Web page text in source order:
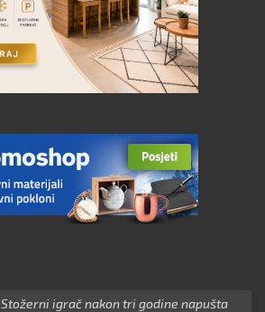
Stožerni igrač nakon tri godine napušta